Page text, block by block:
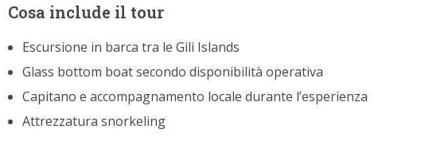
Cosa include il tour
Escursione in barca tra le Gili Islands
Glass bottom boat secondo disponibilità operativa
Capitano e accompagnamento locale durante l’esperienza
Attrezzatura snorkeling